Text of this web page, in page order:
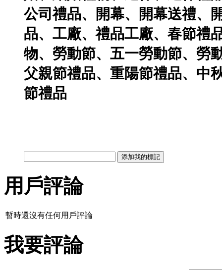
公司禮品、 開幕、 開幕送禮、
品、 工廠、禮品工廠、 春節禮
物、 勞動節、 五一勞動節、 勞
父親節禮品、 重陽節禮品、 中
節禮品
用戶評論
暫時還沒有任何用戶評論
我要評論